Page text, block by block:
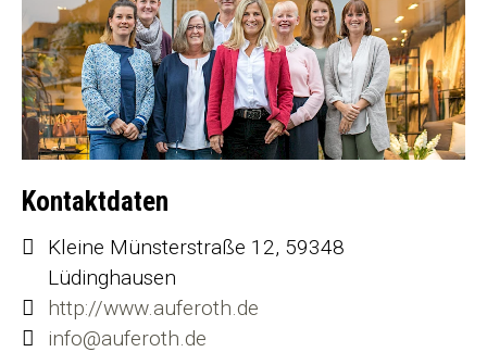
Kontaktdaten
Kleine Münsterstraße 12, 59348
Lüdinghausen
http://www.auferoth.de
info@auferoth.de